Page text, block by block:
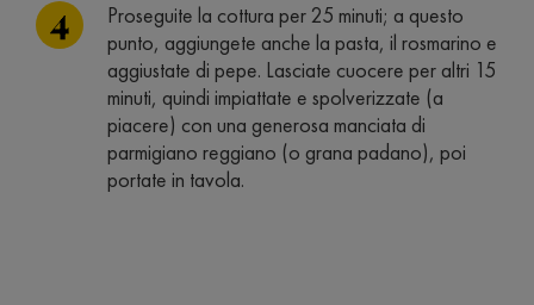
Proseguite la cottura per 25 minuti; a questo
punto, aggiungete anche la pasta, il rosmarino e
aggiustate di pepe. Lasciate cuocere per altri 15
minuti, quindi impiattate e spolverizzate (a
piacere) con una generosa manciata di
parmigiano reggiano (o grana padano), poi
portate in tavola.